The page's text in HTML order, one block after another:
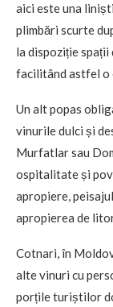
aici este una
plimbări scurte
la dispoziție
facilitând astfel o
Un alt popas
vinurile dulci și
Murfatlar sau
ospitalitate și
apropiere,
apropierea de
Cotnari, în
alte vinuri cu
porțile turiștilor